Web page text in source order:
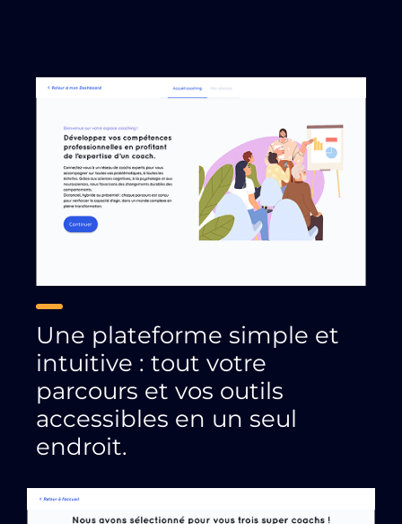
Une plateforme simple et
intuitive : tout votre
parcours et vos outils
accessibles en un seul
endroit.